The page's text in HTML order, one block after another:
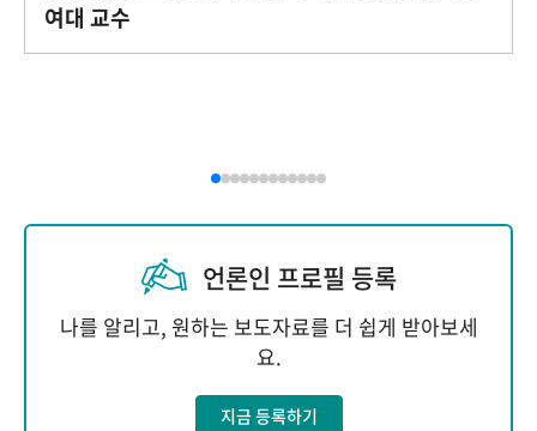
여대 교수
언론인 프로필 등록
나를 알리고, 원하는 보도자료를 더 쉽게 받아보세
요.
지금 등록하기